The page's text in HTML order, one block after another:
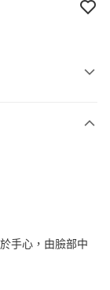
手心，由臉部中